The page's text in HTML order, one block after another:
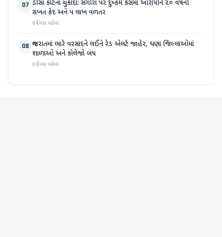
07 ડીસા કોર્ટનો ચુકાદો: સગીરા પર દુષ્કર્મ કેસમાં આરોપીને ૨૦ વર્ષની
સખત કેદ અને ૫ લાખ વળતર
6 દિવસ પહેલા
08 ગુજરાતમાં ભારે વરસાદને લઈને રેડ એલર્ટ જાહેર, ઘણા જિલ્લાઓમાં
શાળાઓ અને કોલેજો બંધ
6 દિવસ પહેલા